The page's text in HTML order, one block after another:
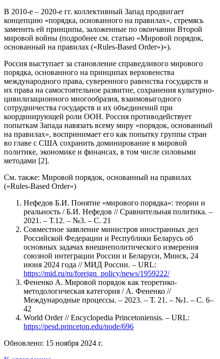
В 2010-е – 2020-е гг. коллективный Запад продвигает
концепцию «порядка, основанного на правилах», стремясь
заменить ей принципы, заложенные по окончании Второй
мировой войны (подробнее см. статью «Мировой порядок,
основанный на правилах («Rules-Based Order»)»).
Россия выступает за становление справедливого мирового
порядка, основанного на принципах верховенства
международного права, суверенного равенства государств и
их права на самостоятельное развитие, сохранения культурно-
цивилизационного многообразия, взаимовыгодного
сотрудничества государств и их объединений при
координирующей роли ООН. Россия противодействует
попыткам Запада навязать всему миру «порядок, основанный
на правилах», воспринимает его как попытку группы стран
во главе с США сохранить доминирование в мировой
политике, экономике и финансах, в том числе силовыми
методами [2].
См. также: Мировой порядок, основанный на правилах
(«Rules-Based Order»)
Нефедов Б.И. Понятие «мирового порядка»: теории и
реальность / Б.И. Нефедов // Сравнительная политика. –
2021. – Т.12. – №3. – С. 21
Совместное заявление министров иностранных дел
Российской Федерации и Республики Беларусь об
основных задачах внешнеполитического измерения
союзной интеграции России и Беларуси, Минск, 24
июня 2024 года // МИД России. – URL:
https://mid.ru/ru/foreign_policy/news/1959222/
Фененко А. Мировой порядок как теоретико-
методологическая категория / А. Фененко //
Международные процессы. – 2023. – Т. 21. – №1. – С. 6–
42
World Order // Encyclopedia Princetoniensis. – URL:
https://pesd.princeton.edu/node/696
Обновлено: 15 ноября 2024 г.